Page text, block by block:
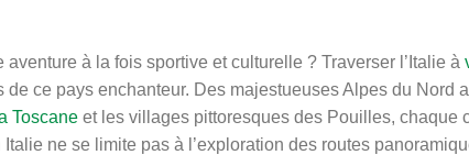
aventure à la fois sportive et culturelle ? Traverser l’Italie à
de ce pays enchanteur. Des majestueuses Alpes du Nord
Toscane et les villages pittoresques des Pouilles, chaque
ne se limite pas à l’exploration des routes